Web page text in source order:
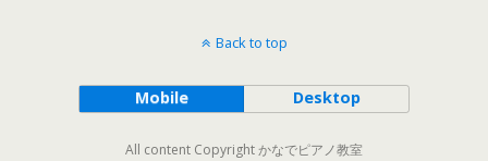
Back to top
Mobile Desktop
All content Copyright かなでピアノ教室